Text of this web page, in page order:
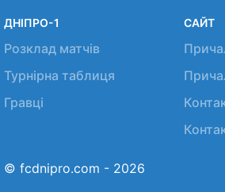
ДНІПРО-1
Розклад матчів
Турнірна таблиця
Гравці
САЙТ
© fcdnipro.com - 2026